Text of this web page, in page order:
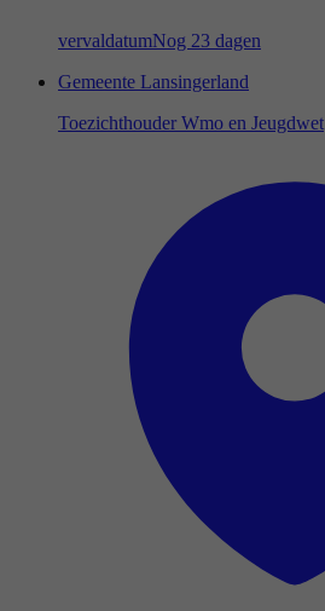
vervaldatumNog 23 dagen
Gemeente Lansingerland
Toezichthouder Wmo en Jeugdwet